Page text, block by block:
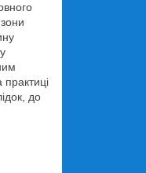
до